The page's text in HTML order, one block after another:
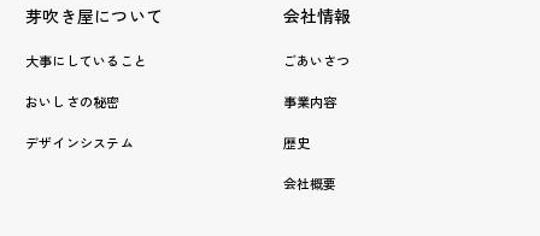
芽吹き屋について
大事にしていること
おいしさの秘密
デザインシステム
会社情報
ごあいさつ
事業内容
歴史
会社概要